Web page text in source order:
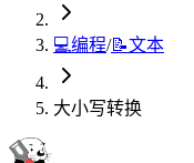
💻编程/📝文本
大小写转换